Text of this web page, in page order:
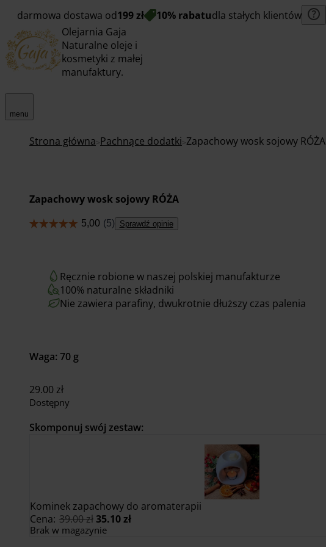
darmowa dostawa od199 zł 10% rabatudla stałych klientów
Olejarnia Gaja
Naturalne oleje i
kosmetyki z małej
manufaktury.
menu
Strona główna Pachnące dodatki Zapachowy wosk sojowy RÓŻA
Zapachowy wosk sojowy RÓŻA
Sprawdź opinie
Ręcznie robione w naszej polskiej manufakturze
100% naturalne składniki
Nie zawiera parafiny, dwukrotnie dłuższy czas palenia
Waga: 70 g
29.00 zł
Dostępny
Skomponuj swój zestaw:
Kominek zapachowy do aromaterapii
Cena: 39.00zł Pierwotna
cena
wynosiła:
35.10złAktualna
Brak w magazynie